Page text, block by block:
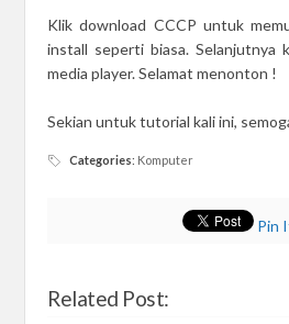
Klik download CCCP untuk
install seperti biasa. Selanjutnya
media player. Selamat menonton !
Sekian untuk tutorial kali ini,
Categories: Komputer
Pin
Related Post: